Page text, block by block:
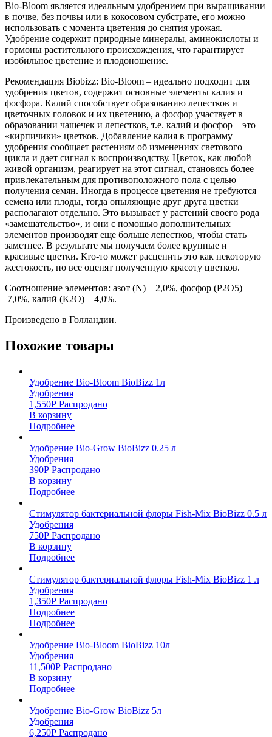
Bio-Bloom является идеальным удобрением при выращивании
в почве, без почвы или в кокосовом субстрате, его можно
использовать с момента цветения до снятия урожая.
Удобрение содержит природные минералы, аминокислоты и
гормоны растительного происхождения, что гарантирует
изобильное цветение и плодоношение.
Рекомендация Biobizz: Bio-Bloom – идеально подходит для
удобрения цветов, содержит основные элементы калия и
фосфора. Калий способствует образованию лепестков и
цветочных головок и их цветению, а фосфор участвует в
образовании чашечек и лепестков, т.е. калий и фосфор – это
«кирпичики» цветков. Добавление калия в программу
удобрения сообщает растениям об изменениях светового
цикла и дает сигнал к воспроизводству. Цветок, как любой
живой организм, реагирует на этот сигнал, становясь более
привлекательным для противоположного пола с целью
получения семян. Иногда в процессе цветения не требуются
семена или плоды, тогда опыляющие друг друга цветки
располагают отдельно. Это вызывает у растений своего рода
«замешательство», и они с помощью дополнительных
элементов производят еще больше лепестков, чтобы стать
заметнее. В результате мы получаем более крупные и
красивые цветки. Кто-то может расценить это как некоторую
жестокость, но все оценят полученную красоту цветков.
Соотношение элементов: азот (N) – 2,0%, фосфор (Р2О5) –
7,0%, калий (К2О) – 4,0%.
Произведено в Голландии.
Похожие товары
Удобрение Bio-Bloom BioBizz 1л
Удобрения
1,550Р Распродано
В корзину
Подробнее
Удобрение Bio-Grow BioBizz 0.25 л
Удобрения
390Р Распродано
В корзину
Подробнее
Стимулятор бактериальной флоры Fish-Mix BioBizz 0.5 л
Удобрения
750Р Распродано
В корзину
Подробнее
Стимулятор бактериальной флоры Fish-Mix BioBizz 1 л
Удобрения
1,350Р Распродано
Подробнее
Подробнее
Удобрение Bio-Bloom BioBizz 10л
Удобрения
11,500Р Распродано
В корзину
Подробнее
Удобрение Bio-Grow BioBizz 5л
Удобрения
6,250Р Распродано